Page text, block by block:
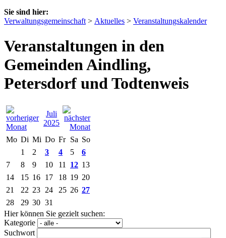
Sie sind hier:
Verwaltungsgemeinschaft > Aktuelles > Veranstaltungskalender
Veranstaltungen in den
Gemeinden Aindling,
Petersdorf und Todtenweis
Juli
2025
Mo Di Mi Do Fr Sa So
1
2 3 4 5
6
7
8 9 10 11 12 13
14
15 16 17 18 19 20
21
22 23 24 25 26 27
28
29 30 31
Hier können Sie gezielt suchen:
Kategorie
Suchwort